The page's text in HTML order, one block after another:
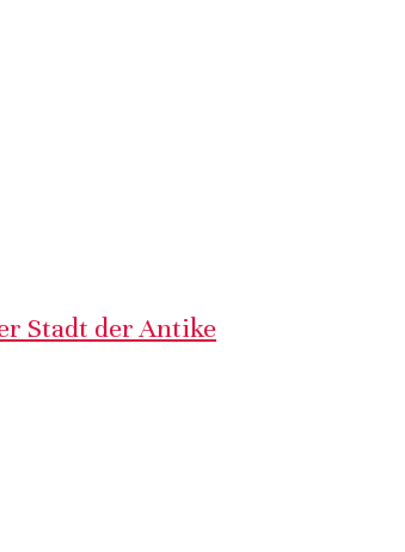
Stadt der Antike